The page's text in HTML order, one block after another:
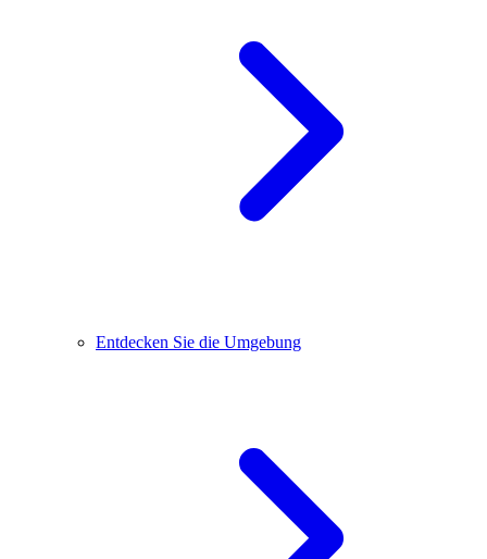
Entdecken Sie die Umgebung